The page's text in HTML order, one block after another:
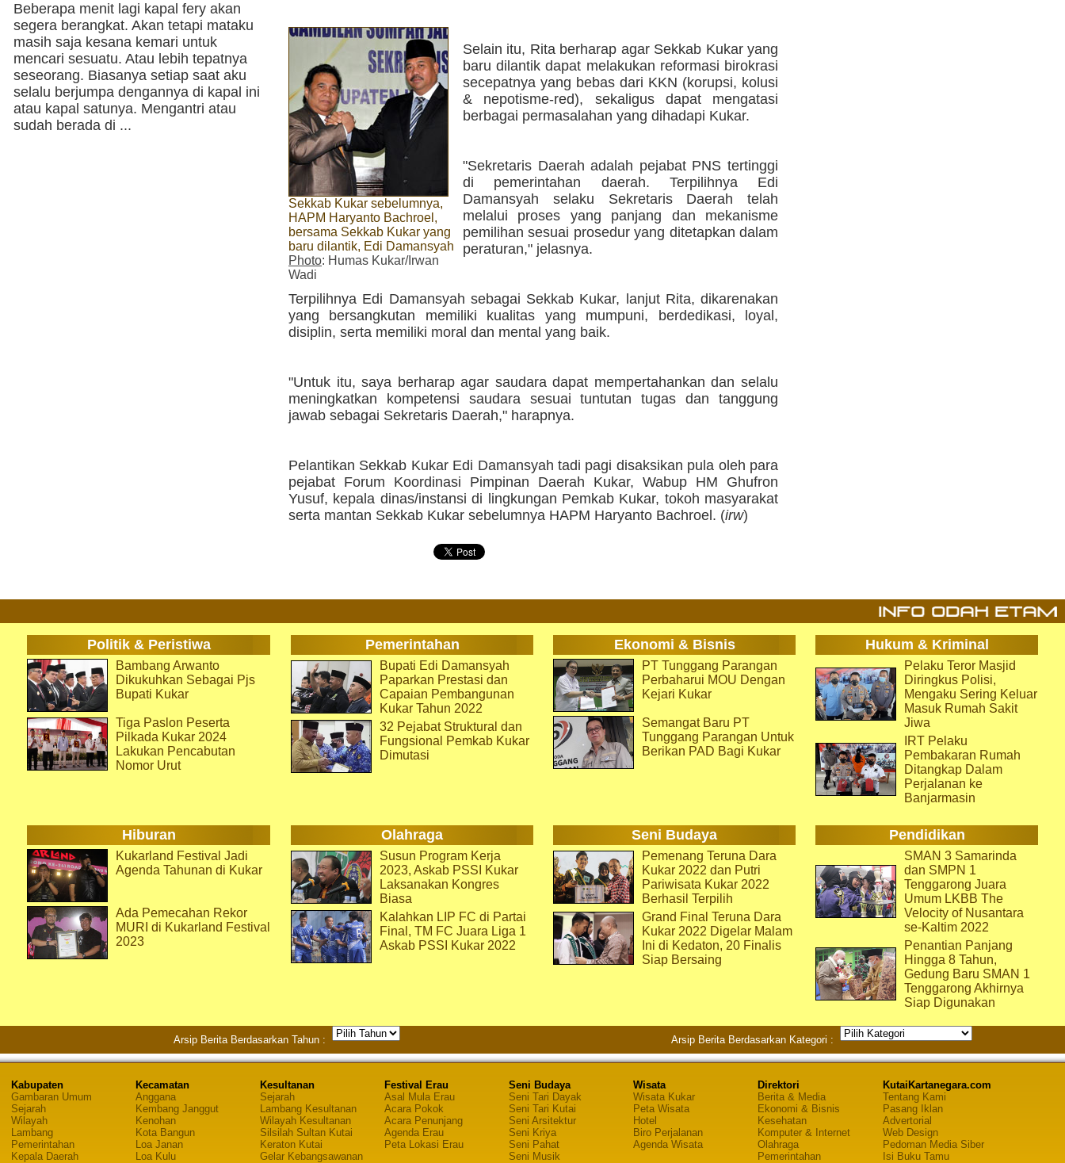
Beberapa menit lagi kapal fery akan
segera berangkat. Akan tetapi mataku
masih saja kesana kemari untuk
mencari sesuatu. Atau lebih tepatnya
seseorang. Biasanya setiap saat aku
selalu berjumpa dengannya di kapal ini
atau kapal satunya. Mengantri atau
sudah berada di ...
Sekkab Kukar sebelumnya,
HAPM Haryanto Bachroel,
bersama Sekkab Kukar yang
baru dilantik, Edi Damansyah
Photo: Humas Kukar/Irwan
Wadi
Selain itu, Rita berharap agar Sekkab Kukar yang
baru dilantik dapat melakukan reformasi birokrasi
secepatnya yang bebas dari KKN (korupsi, kolusi
& nepotisme-red), sekaligus dapat mengatasi
berbagai permasalahan yang dihadapi Kukar.
"Sekretaris Daerah adalah pejabat PNS tertinggi
di pemerintahan daerah. Terpilihnya Edi
Damansyah selaku Sekretaris Daerah telah
melalui proses yang panjang dan mekanisme
pemilihan sesuai prosedur yang ditetapkan dalam
peraturan," jelasnya.
Terpilihnya Edi Damansyah sebagai Sekkab Kukar, lanjut Rita, dikarenakan
yang bersangkutan memiliki kualitas yang mumpuni, berdedikasi, loyal,
disiplin, serta memiliki moral dan mental yang baik.
"Untuk itu, saya berharap agar saudara dapat mempertahankan dan selalu
meningkatkan kompetensi saudara sesuai tuntutan tugas dan tanggung
jawab sebagai Sekretaris Daerah," harapnya.
Pelantikan Sekkab Kukar Edi Damansyah tadi pagi disaksikan pula oleh para
pejabat Forum Koordinasi Pimpinan Daerah Kukar, Wabup HM Ghufron
Yusuf, kepala dinas/instansi di lingkungan Pemkab Kukar, tokoh masyarakat
serta mantan Sekkab Kukar sebelumnya HAPM Haryanto Bachroel. (irw)
Politik & Peristiwa Pemerintahan Ekonomi & Bisnis Hukum & Kriminal
Bambang Arwanto
Dikukuhkan Sebagai Pjs
Bupati Kukar
Tiga Paslon Peserta
Pilkada Kukar 2024
Lakukan Pencabutan
Nomor Urut
Bupati Edi Damansyah
Paparkan Prestasi dan
Capaian Pembangunan
Kukar Tahun 2022
32 Pejabat Struktural dan
Fungsional Pemkab Kukar
Dimutasi
PT Tunggang Parangan
Perbaharui MOU Dengan
Kejari Kukar
Semangat Baru PT
Tunggang Parangan Untuk
Berikan PAD Bagi Kukar
Pelaku Teror Masjid
Diringkus Polisi,
Mengaku Sering Keluar
Masuk Rumah Sakit
Jiwa
IRT Pelaku
Pembakaran Rumah
Ditangkap Dalam
Perjalanan ke
Banjarmasin
Hiburan Olahraga Seni Budaya Pendidikan
Kukarland Festival Jadi
Agenda Tahunan di Kukar
Ada Pemecahan Rekor
MURI di Kukarland Festival
2023
Susun Program Kerja
2023, Askab PSSI Kukar
Laksanakan Kongres
Biasa
Kalahkan LIP FC di Partai
Final, TM FC Juara Liga 1
Askab PSSI Kukar 2022
Pemenang Teruna Dara
Kukar 2022 dan Putri
Pariwisata Kukar 2022
Berhasil Terpilih
Grand Final Teruna Dara
Kukar 2022 Digelar Malam
Ini di Kedaton, 20 Finalis
Siap Bersaing
SMAN 3 Samarinda
dan SMPN 1
Tenggarong Juara
Umum LKBB The
Velocity of Nusantara
se-Kaltim 2022
Penantian Panjang
Hingga 8 Tahun,
Gedung Baru SMAN 1
Tenggarong Akhirnya
Siap Digunakan
Arsip Berita Berdasarkan Tahun : Arsip Berita Berdasarkan Kategori :
Kabupaten
Gambaran Umum
Sejarah
Wilayah
Lambang
Pemerintahan
Kepala Daerah
Kecamatan
Anggana
Kembang Janggut
Kenohan
Kota Bangun
Loa Janan
Loa Kulu
Kesultanan
Sejarah
Lambang Kesultanan
Wilayah Kesultanan
Silsilah Sultan Kutai
Keraton Kutai
Gelar Kebangsawanan
Festival Erau
Asal Mula Erau
Acara Pokok
Acara Penunjang
Agenda Erau
Peta Lokasi Erau
Seni Budaya
Seni Tari Dayak
Seni Tari Kutai
Seni Arsitektur
Seni Kriya
Seni Pahat
Seni Musik
Wisata
Wisata Kukar
Peta Wisata
Hotel
Biro Perjalanan
Agenda Wisata
Direktori
Berita & Media
Ekonomi & Bisnis
Kesehatan
Komputer & Internet
Olahraga
Pemerintahan
KutaiKartanegara.com
Tentang Kami
Pasang Iklan
Advertorial
Web Design
Pedoman Media Siber
Isi Buku Tamu